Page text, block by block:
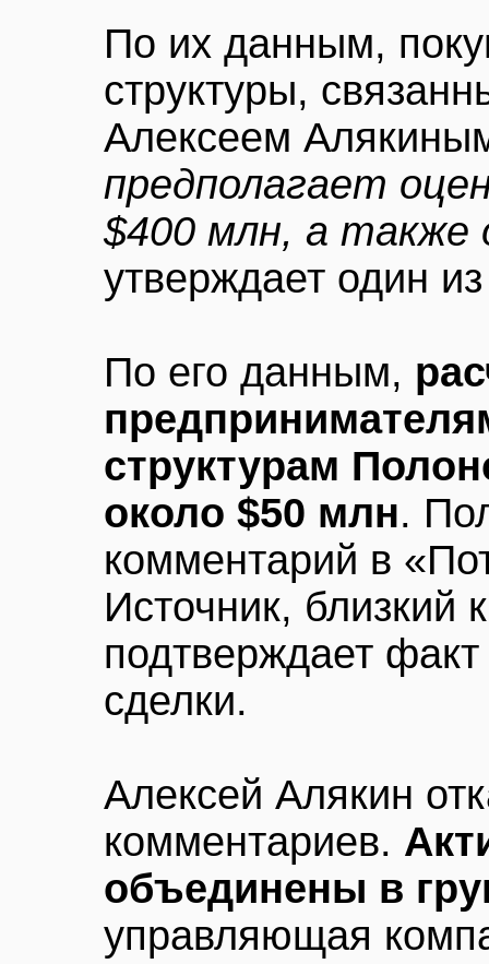
По их данным,
структуры,
Алексеем
предполагает
$400 млн, а также
утверждает один
По его данным,
структурам
около $50 млн.
комментарий в
Источник, близкий
подтверждает
сделки.
Алексей Алякин
комментариев.
объединены в
управляющая